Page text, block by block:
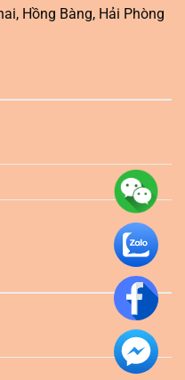
Hồng Bàng, Hải Phòng